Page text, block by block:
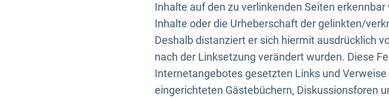
Inhalte auf den zu verlinkenden Seiten
Inhalte oder die Urheberschaft der gelinkten/
Deshalb distanziert er sich hiermit ausdrücklich
nach der Linksetzung verändert wurden. Diese
Internetangebotes gesetzten Links und
eingerichteten Gästebüchern, Diskussionsforen